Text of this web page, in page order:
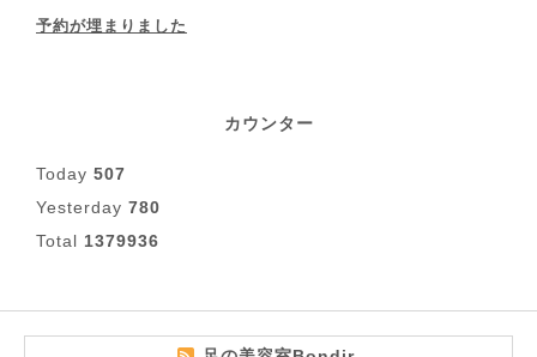
予約が埋まりました
カウンター
Today 507
Yesterday 780
Total 1379936